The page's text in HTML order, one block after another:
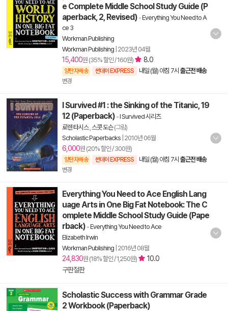
e Complete Middle School Study Guide (P
aperback, 2, Revised) -Everything You Need to A
ce 3
Workman Publishing
Workman Publishing 2023년 04월
15,400원 (35% 할인 / 160원) 8.0
양탄자배송 썬데이 EXPRESS 내일 (월) 아침 7시 출근전 배송
변경
I Survived #1 : the Sinking of the Titanic, 19
12 (Paperback) -I Survived 시리즈
로렌 타시스, 스콧 도슨(그림)
Scholastic Paperbacks 2010년 06월
6,000원 (20% 할인 / 300원)
양탄자배송 썬데이 EXPRESS 내일 (월) 아침 7시 출근전 배송
변경
Everything You Need to Ace English Lang
uage Arts in One Big Fat Notebook: The C
omplete Middle School Study Guide (Pape
rback) -Everything You Need to Ace
Elizabeth Irwin
Workman Publishing 2016년 08월
24,830원 (18% 할인 / 1,250원)
10.0
구판절판
Scholastic Success with Grammar Grade
2 Workbook (Paperback)